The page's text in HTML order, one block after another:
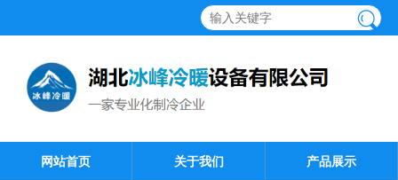
网站首页 关于我们 产品展示